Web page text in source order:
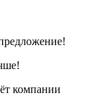
компании